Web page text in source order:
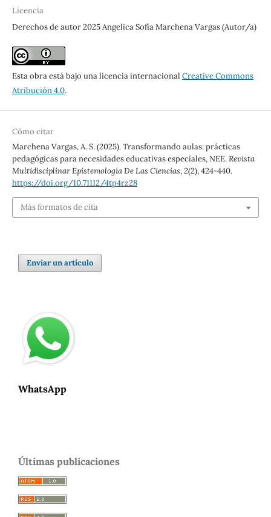
Licencia
Derechos de autor 2025 Angelica Sofía Marchena Vargas (Autor/a)
Esta obra está bajo una licencia internacional Creative Commons
Atribución 4.0.
Cómo citar
Marchena Vargas, A. S. (2025). Transformando aulas: prácticas
pedagógicas para necesidades educativas especiales, NEE.Revista
Multidisciplinar Epistemología De Las Ciencias,2(2), 424-440.
https://doi.org/10.71112/4tp4rz28
Más formatos de cita
Enviar un artículo
WhatsApp
Últimas publicaciones